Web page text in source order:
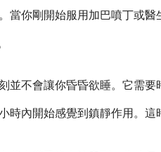
當你剛開始服用加巴噴丁或醫
並不會讓你昏昏欲睡。它需要
時內開始感覺到鎮靜作用。